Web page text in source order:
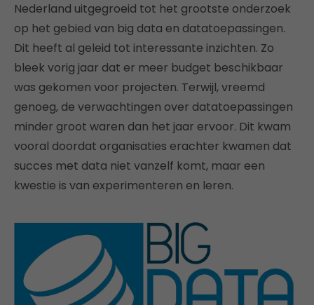
Nederland uitgegroeid tot het grootste onderzoek
op het gebied van big data en datatoepassingen.
Dit heeft al geleid tot interessante inzichten. Zo
bleek vorig jaar dat er meer budget beschikbaar
was gekomen voor projecten. Terwijl, vreemd
genoeg, de verwachtingen over datatoepassingen
minder groot waren dan het jaar ervoor. Dit kwam
vooral doordat organisaties erachter kwamen dat
succes met data niet vanzelf komt, maar een
kwestie is van experimenteren en leren.